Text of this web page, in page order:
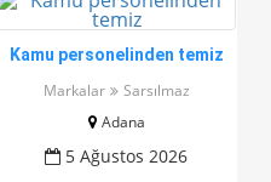
Kamu personelinden temiz
Markalar
Sarsılmaz
Adana
5 Ağustos 2026